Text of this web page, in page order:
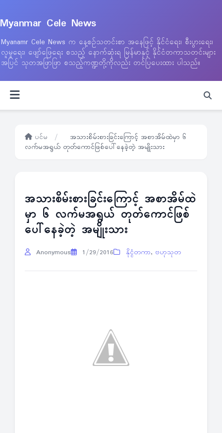
Myanmar Cele News
Myanamr Cele News က နေ့စဉ်သတင်းစာ အနေဖြင့် နိုင်ငံရေး၊ စီးပွားရေး၊
လူမှုရေး၊ ဖျော်ဖြေရေး စသည့် နောက်ဆုံးရ မြန်မာနှင့် နိုင်ငံတကာသတင်းများ
အပြင် သုတအဖြာဖြာ စသည့်ကဏ္ဍတို့ကိုလည်း တင်ပြပေးထား ပါသည်။
ပင်မ /
အသားစိမ်းစားခြင်းကြောင့် အစာအိမ်ထဲမှာ ၆
လက်မအရွယ် တုတ်ကောင်ဖြစ်ပေါ်နေခဲ့တဲ့ အမျိုးသား
အသားစိမ်းစားခြင်းကြောင့် အစာအိမ်ထဲ
မှာ ၆ လက်မအရွယ် တုတ်ကောင်ဖြစ်
ပေါ်နေခဲ့တဲ့ အမျိုးသား
Anonymous 1/29/2016 နိုင္ငံတကာ, ဗဟုသုတ